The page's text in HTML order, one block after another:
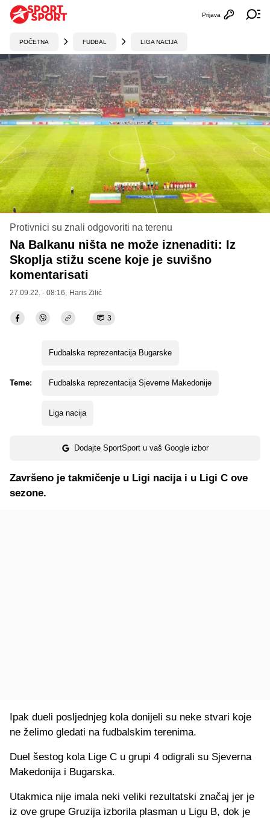
Otvori
Prijava
POČETNA FUDBAL LIGA NACIJA
Protivnici su znali odgovoriti na terenu
Na Balkanu ništa ne može iznenaditi: Iz
Skoplja stižu scene koje je suvišno
komentarisati
27.09.22. - 08:16, Haris Zilić
3
Teme:
Fudbalska reprezentacija Bugarske
Fudbalska reprezentacija Sjeverne Makedonije
Liga nacija
Dodajte SportSport u vaš Google izbor
Završeno je takmičenje u Ligi nacija i u Ligi C ove
sezone.
Ipak dueli posljednjeg kola donijeli su neke stvari koje
ne želimo gledati na fudbalskim terenima.
Duel šestog kola Lige C u grupi 4 odigrali su Sjeverna
Makedonija i Bugarska.
Utakmica nije imala neki veliki rezultatski značaj jer je
iz ove grupe Gruzija izborila plasman u Ligu B, dok je